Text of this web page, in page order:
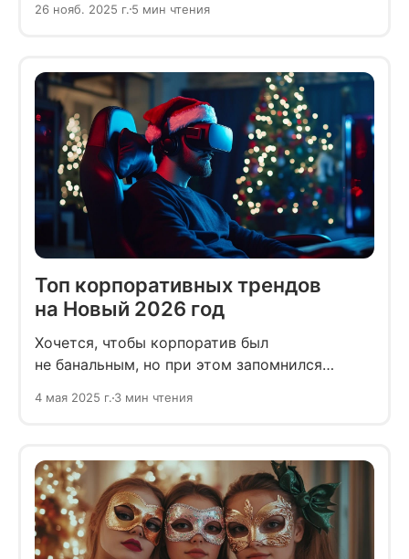
подборку на каждый случай.
26 нояб. 2025 г. 5 мин чтения
Топ корпоративных трендов
на Новый 2026 год
Хочется, чтобы корпоратив был
не банальным, но при этом запомнился
году.
4 мая 2025 г. 3 мин чтения